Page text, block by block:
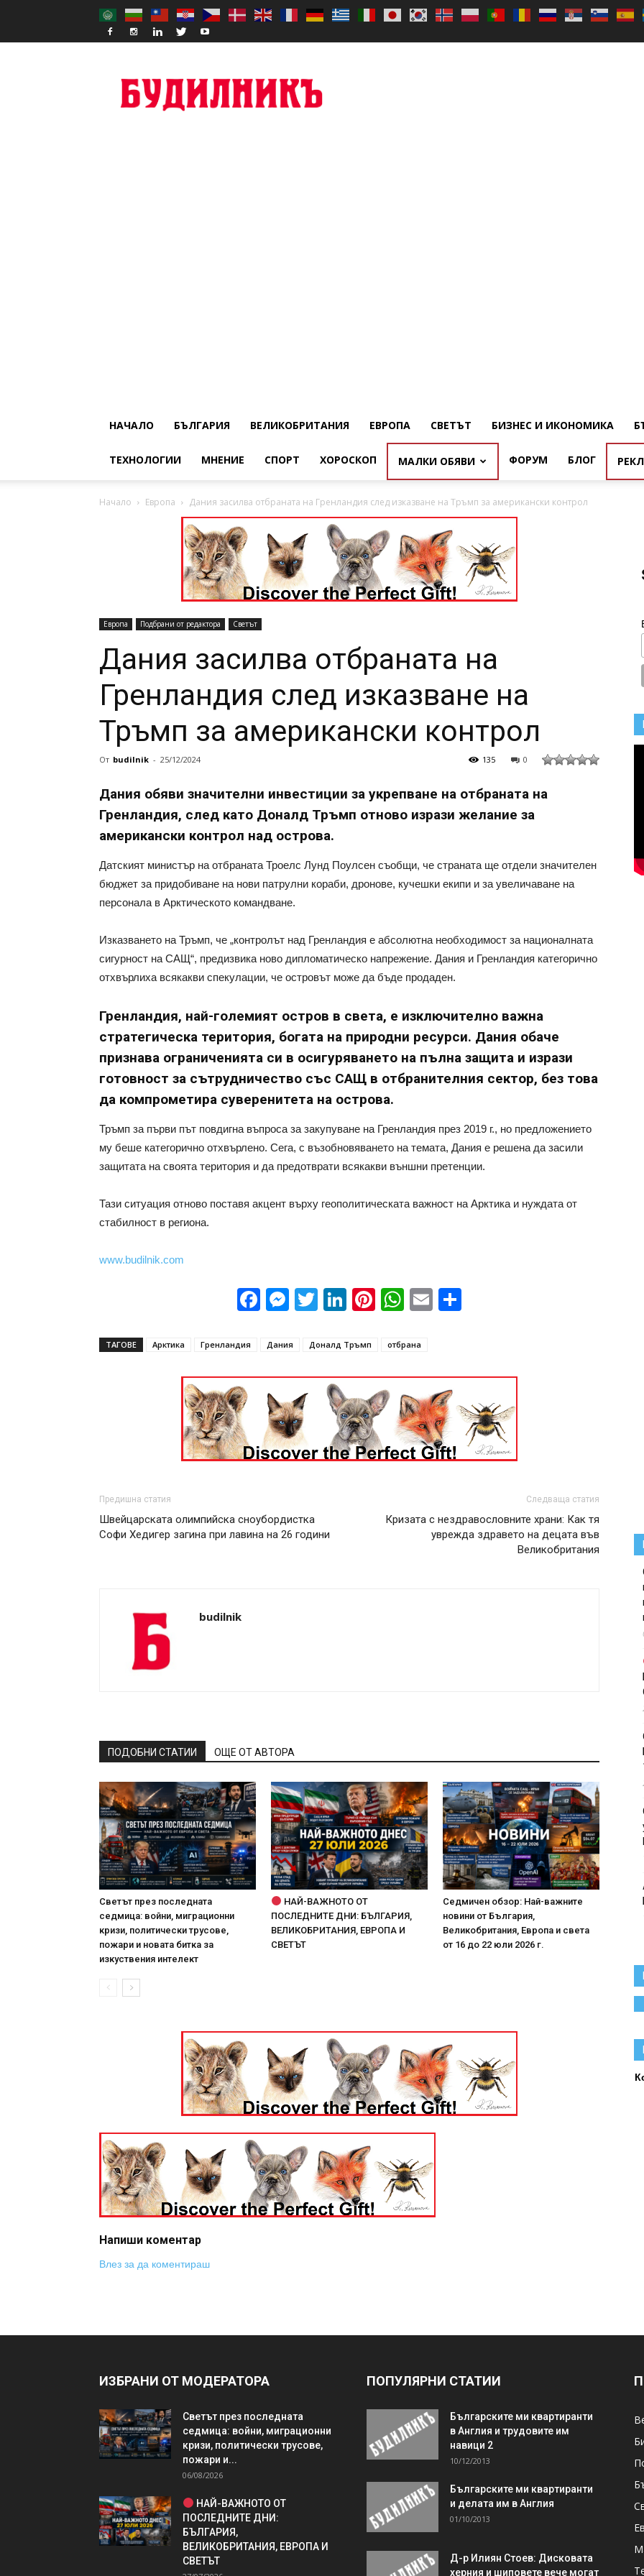
НАЧАЛО БЪЛГАРИЯ ВЕЛИКОБРИТАНИЯ ЕВРОПА СВЕТЪТ БИЗНЕС И ИКОНОМИКА
ТЕХНОЛОГИИ МНЕНИЕ СПОРТ ХОРОСКОП МАЛКИ ОБЯВИ ФОРУМ БЛОГ
Начало Европа Дания засилва отбраната на Гренландия след изказване на Тръмп за американски контрол
Европа Подбрани от редактора Светът
Дания засилва отбраната на
Гренландия след изказване на
Тръмп за американски контрол
От budilnik - 25/12/2024 0
135
Дания обяви значителни инвестиции за укрепване на отбраната на
Гренландия, след като Доналд Тръмп отново изрази желание за
американски контрол над острова.
Датският министър на отбраната Троелс Лунд Поулсен съобщи, че страната ще отдели значителен
бюджет за придобиване на нови патрулни кораби, дронове, кучешки екипи и за увеличаване на
персонала в Арктическото командване.
Изказването на Тръмп, че „контролът над Гренландия е абсолютна необходимост за националната
сигурност на САЩ“, предизвика ново дипломатическо напрежение. Дания и Гренландия категорично
отхвърлиха всякакви спекулации, че островът може да бъде продаден.
Гренландия, най-големият остров в света, е изключително важна
стратегическа територия, богата на природни ресурси. Дания обаче
признава ограниченията си в осигуряването на пълна защита и изрази
готовност за сътрудничество със САЩ в отбранителния сектор, без това
да компрометира суверенитета на острова.
Тръмп за първи път повдигна въпроса за закупуване на Гренландия през 2019 г., но предложението
му беше категорично отхвърлено. Сега, с възобновяването на темата, Дания е решена да засили
защитата на своята територия и да предотврати всякакви външни претенции.
Тази ситуация отново поставя акцент върху геополитическата важност на Арктика и нуждата от
стабилност в региона.
www.budilnik.com
Facebook
Messenger
Twitter
LinkedIn
Pinterest
WhatsApp
Email
ТАГОВЕ Арктика Гренландия Дания Доналд Тръмп отбрана
Предишна статия
Швейцарската олимпийска сноубордистка
Софи Хедигер загина при лавина на 26 години
Следваща статия
Кризата с нездравословните храни: Как тя
уврежда здравето на децата във
Великобритания
budilnik
ПОДОБНИ СТАТИИ ОЩЕ ОТ АВТОРА
Светът през последната
седмица: войни, миграционни
кризи, политически трусове,
пожари и новата битка за
изкуствения интелект
НАЙ-ВАЖНОТО ОТ
ПОСЛЕДНИТЕ ДНИ: БЪЛГАРИЯ,
ВЕЛИКОБРИТАНИЯ, ЕВРОПА И
СВЕТЪТ
Седмичен обзор: Най-важните
новини от България,
Великобритания, Европа и света
от 16 до 22 юли 2026 г.
Напиши коментар
Влез за да коментираш
ИЗБРАНИ ОТ МОДЕРАТОРА
Светът през последната
седмица: войни, миграционни
кризи, политически трусове,
пожари и...
06/08/2026
НАЙ-ВАЖНОТО ОТ
ПОСЛЕДНИТЕ ДНИ:
БЪЛГАРИЯ,
ВЕЛИКОБРИТАНИЯ, ЕВРОПА И
СВЕТЪТ
ПОПУЛЯРНИ СТАТИИ
Българските ми квартиранти
в Англия и трудовите им
навици 2
10/12/2013
Българските ми квартиранти
и делата им в Англия
01/10/2013
Д-р Илиян Стоев: Дисковата
херния и шиповете вече могат